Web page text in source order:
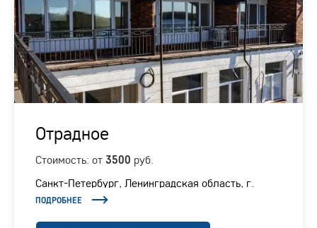
Отрадное
Стоимость: от 3500 руб.
Санкт-Петербург, Ленинградская область, г.
Отрадное, Ленинградское шоссе, 1/1
ПОДРОБНЕЕ